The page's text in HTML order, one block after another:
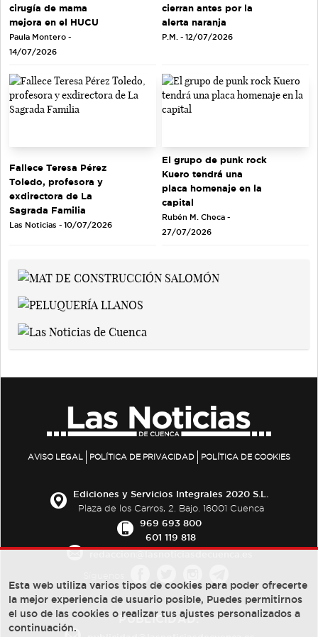
cirugía de mama
mejora en el HUCU
Paula Montero -
14/07/2026
cierran antes por la
alerta naranja
P.M. - 12/07/2026
Fallece Teresa Pérez
Toledo, profesora y
exdirectora de La
Sagrada Familia
Las Noticias - 10/07/2026
El grupo de punk rock
Kuero tendrá una
placa homenaje en la
capital
Rubén M. Checa -
27/07/2026
AVISO LEGAL POLÍTICA DE PRIVACIDAD POLÍTICA DE COOKIES
Ediciones y Servicios Integrales 2020 S.L.
Plaza de los Carros, 2. Bajo. 16001 Cuenca
969 693 800
601 119 818
PUBLICIDAD:
Esta web utiliza varios tipos de cookies para poder ofrecerte
la mejor experiencia de usuario posible, Puedes permitirnos
el uso de las cookies o realizar tus ajustes personalizados a
continuación.